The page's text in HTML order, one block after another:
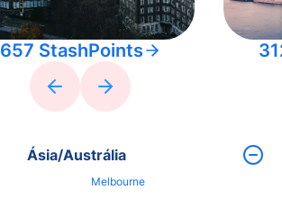
657 StashPoints
Ásia/Austrália
Melbourne